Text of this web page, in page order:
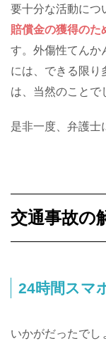
要十分な活動につ
賠償金の獲得のた
す。外傷性てんか
には、できる限り
は、当然のことで
是非一度、弁護士
交通事故の
24時間スマ
いかがだったでし